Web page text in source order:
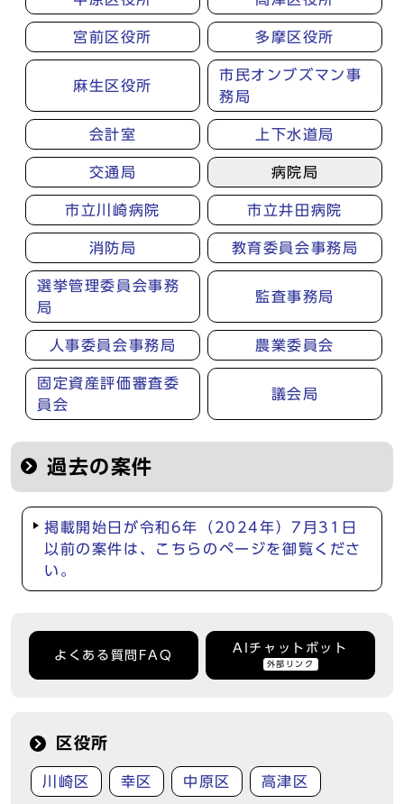
宮前区役所 多摩区役所
麻生区役所
市民オンブズマン事
務局
会計室 上下水道局
交通局 病院局
市立川崎病院 市立井田病院
消防局 教育委員会事務局
選挙管理委員会事務
局
監査事務局
人事委員会事務局 農業委員会
固定資産評価審査委
員会
議会局
過去の案件
掲載開始日が令和6年（2024年）7月31日
以前の案件は、こちらのページを御覧くださ
い。
よくある質問FAQ
AIチャットボット
外部リンク
区役所
川崎区 幸区 中原区 高津区